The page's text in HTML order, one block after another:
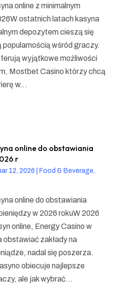
online z minimalnym
ostatnich latach kasyna
depozytem cieszą się
wśród graczy.
wyjątkowe możliwości
Mostbet Casino którzy chcą
w...
online do obstawiania
r
12, 2026
Food & Beverage,
online do obstawiania
w 2026 rokuW 2026
online, Energy Casino w
obstawiać zakłady na
nadal się poszerza.
obiecuje najlepsze
ale jak wybrać...